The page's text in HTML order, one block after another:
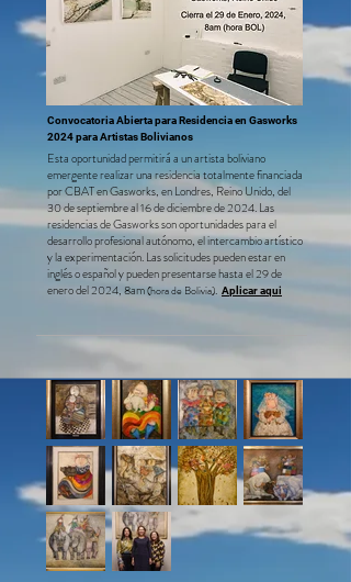
Convocatoria Abierta para Residencia en Gasworks
2024 para Artistas Bolivianos ​
Esta oportunidad permitirá a un artista boliviano
emergente realizar una residencia totalmente financiada
por CBAT en Gasworks, enLondres, Reino Unido, del
30 de septiembre al 16 de diciembre de 2024. Las
residencias de Gasworks son oportunidades para el
desarrollo profesional autónomo, el intercambio artístico
y la experimentación. Las solicitudes pueden estar en
inglés o español y puedenpresentarse hastael 29 de
enero del 2024, 8am(hora de Bolivia).​ Aplicar aqui